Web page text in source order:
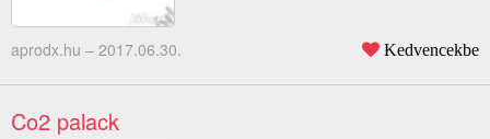
aprodx.hu – 2017.06.30. Kedvencekbe
Co2 palack